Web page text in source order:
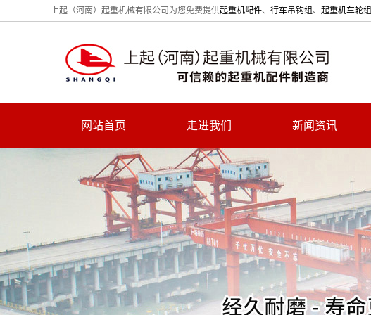
上起（河南）起重机械有限公司为您免费提供起重机配件、 行车吊钩组 、 起重机车轮组
网站首页 走进我们 新闻资讯